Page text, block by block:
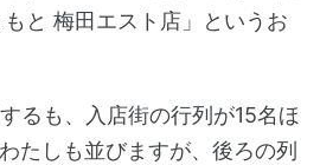
と 梅田エスト店」というお
るも、入店街の行列が15名ほ
たしも並びますが、後ろの列